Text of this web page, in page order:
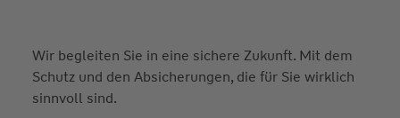
Wir begleiten Sie in eine sichere Zukunft. Mit dem
Schutz und den Absicherungen, die für Sie wirklich
sinnvoll sind.